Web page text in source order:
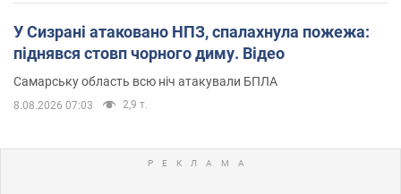
У Сизрані атаковано НПЗ, спалахнула пожежа:
піднявся стовп чорного диму. Відео
Самарську область всю ніч атакували БПЛА
8.08.2026 07:03 2,9 т.